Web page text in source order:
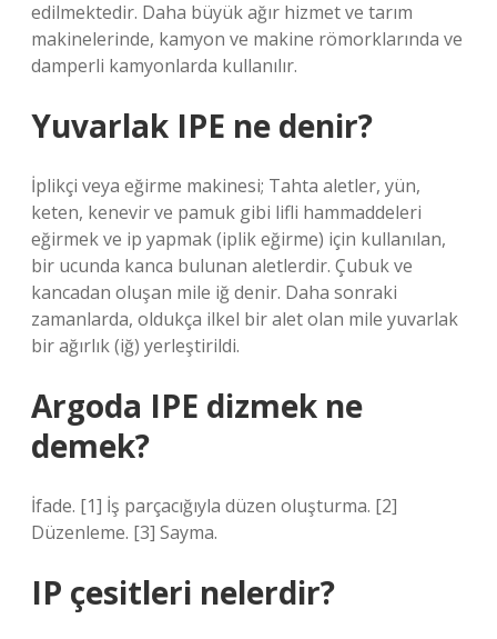
edilmektedir. Daha büyük ağır hizmet ve tarım
makinelerinde, kamyon ve makine römorklarında ve
damperli kamyonlarda kullanılır.
Yuvarlak IPE ne denir?
İplikçi veya eğirme makinesi; Tahta aletler, yün,
keten, kenevir ve pamuk gibi lifli hammaddeleri
eğirmek ve ip yapmak (iplik eğirme) için kullanılan,
bir ucunda kanca bulunan aletlerdir. Çubuk ve
kancadan oluşan mile iğ denir. Daha sonraki
zamanlarda, oldukça ilkel bir alet olan mile yuvarlak
bir ağırlık (iğ) yerleştirildi.
Argoda IPE dizmek ne
demek?
İfade. [1] İş parçacığıyla düzen oluşturma. [2]
Düzenleme. [3] Sayma.
IP çesitleri nelerdir?